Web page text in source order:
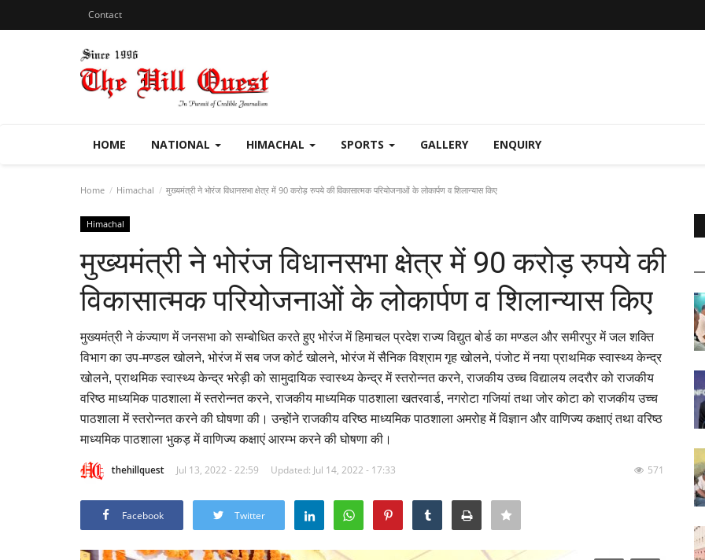
Contact
HOME NATIONAL HIMACHAL SPORTS GALLERY ENQUIRY
Home Himachal मुख्यमंत्री ने भोरंज विधानसभा क्षेत्र में 90 करोड़ रुपये की विकासात्मक परियोजनाओं के लोकार्पण व शिलान्यास किए
Himachal
मुख्यमंत्री ने भोरंज विधानसभा क्षेत्र में 90 करोड़ रुपये की
विकासात्मक परियोजनाओं के लोकार्पण व शिलान्यास किए
मुख्यमंत्री ने कंज्याण में जनसभा को सम्बोधित करते हुए भोरंज में हिमाचल प्रदेश राज्य विद्युत बोर्ड का मण्डल और समीरपुर में जल शक्ति
विभाग का उप-मण्डल खोलने, भोरंज में सब जज कोर्ट खोलने, भोरंज में सैनिक विश्राम गृह खोलने, पंजोट में नया प्राथमिक स्वास्थ्य केन्द्र
खोलने, प्राथमिक स्वास्थ्य केन्द्र भरेड़ी को सामुदायिक स्वास्थ्य केन्द्र में स्तरोन्नत करने, राजकीय उच्च विद्यालय लदरौर को राजकीय
वरिष्ठ माध्यमिक पाठशाला में स्तरोन्नत करने, राजकीय माध्यमिक पाठशाला खतरवार्ड, नगरोटा गजियां तथा जोर कोटा को राजकीय उच्च
पाठशाला में स्तरोन्नत करने की घोषणा की। उन्होंने राजकीय वरिष्ठ माध्यमिक पाठशाला अमरोह में विज्ञान और वाणिज्य कक्षाएं तथा वरिष्ठ
माध्यमिक पाठशाला भुकड़ में वाणिज्य कक्षाएं आरम्भ करने की घोषणा की।
thehillquest Jul 13, 2022 - 22:59 Updated: Jul 14, 2022 - 17:33 571
Facebook Twitter